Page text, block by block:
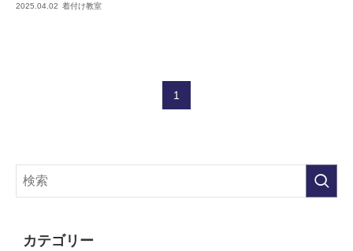
2025.04.02 着付け教室
1
カテゴリー